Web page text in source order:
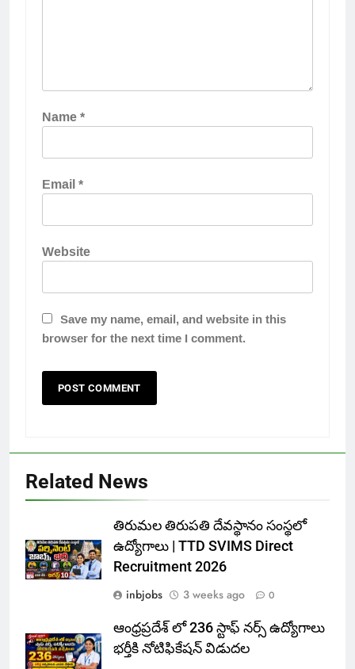
Name*
Email*
Website
Save my name, email, and website in this
browser for the next time I comment.
Related News
తిరుమల తిరుపతి దేవస్థానం సంస్థలో
ఉద్యోగాలు | TTD SVIMS Direct
Recruitment 2026
inbjobs
3 weeks ago 0
ఆంధ్రప్రదేశ్ లో 236 స్టాఫ్ నర్స్ ఉద్యోగాలు
భర్తీకి నోటిఫికేషన్ విడుదల